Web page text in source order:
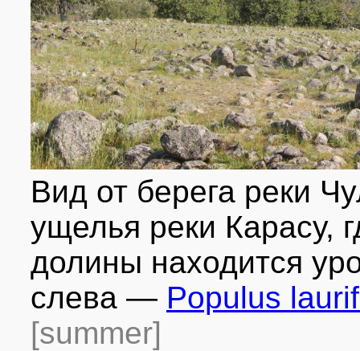
Вид от берега реки
ущелья реки Карасу,
долины находится
слева — Populus
[summer]